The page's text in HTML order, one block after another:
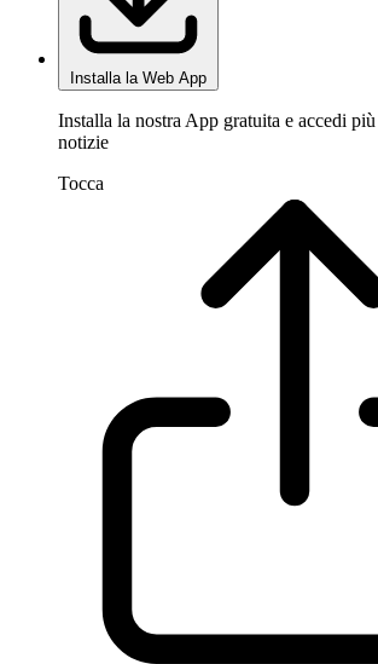
Installa la Web App
Installa la nostra App gratuita e accedi
notizie
Tocca